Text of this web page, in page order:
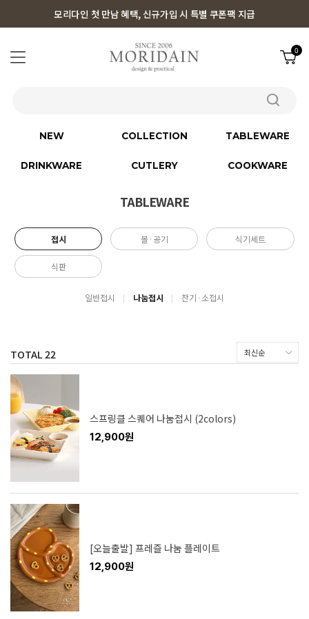
모리다인 첫 만남 혜택, 신규가입 시 특별 쿠폰팩 지급
0
NEW COLLECTION TABLEWARE
DRINKWARE CUTLERY COOKWARE
TABLEWARE
접시 볼·공기 식기세트
식판
일반접시 나눔접시 찬기·소접시
TOTAL22
스프링클 스퀘어 나눔접시 (2colors)
12,900원
[오늘출발] 프레즐 나눔 플레이트
12,900원